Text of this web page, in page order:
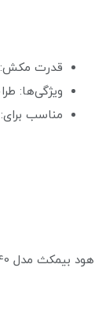
قدرت مکش: 700 متر مکعب در ساعت
ویژگی‌ها:
مناسب
هود بیمکث مدل 9040